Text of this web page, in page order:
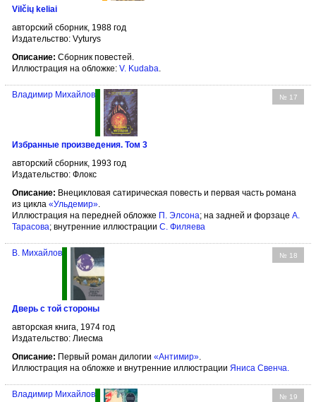
Vilčių keliai
авторский сборник, 1988 год
Издательство: Vyturys
Описание: Сборник повестей.
Иллюстрация на обложке: V. Kudaba.
№ 17
Владимир Михайлов
Избранные произведения. Том 3
авторский сборник, 1993 год
Издательство: Флокс
Описание: Внецикловая сатирическая повесть и первая часть романа
из цикла «Ульдемир».
Иллюстрация на передней обложке П. Элсона; на задней и форзаце А.
Тарасова; внутренние иллюстрации С. Филяева
№ 18
В. Михайлов
Дверь с той стороны
авторская книга, 1974 год
Издательство: Лиесма
Описание: Первый роман дилогии «Антимир».
Иллюстрация на обложке и внутренние иллюстрации Яниса Свенча.
№ 19
Владимир Михайлов